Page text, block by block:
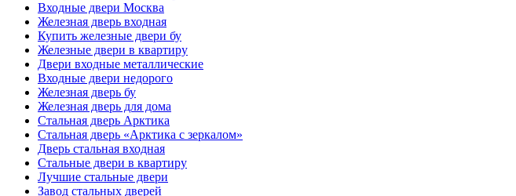
Входные двери Москва
Железная дверь входная
Купить железные двери бу
Железные двери в квартиру
Двери входные металлические
Входные двери недорого
Железная дверь бу
Железная дверь для дома
Стальная дверь Арктика
Стальная дверь «Арктика с зеркалом»
Дверь стальная входная
Стальные двери в квартиру
Лучшие стальные двери
Завод стальных дверей